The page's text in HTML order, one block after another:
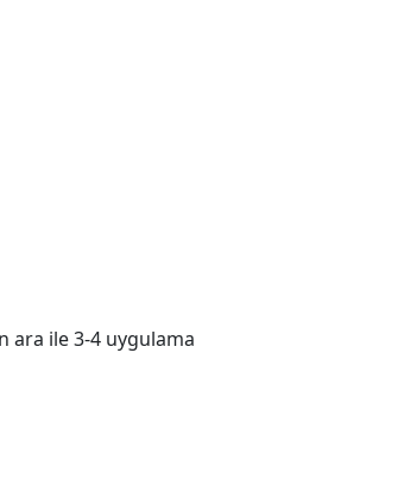
ara ile 3-4 uygulama